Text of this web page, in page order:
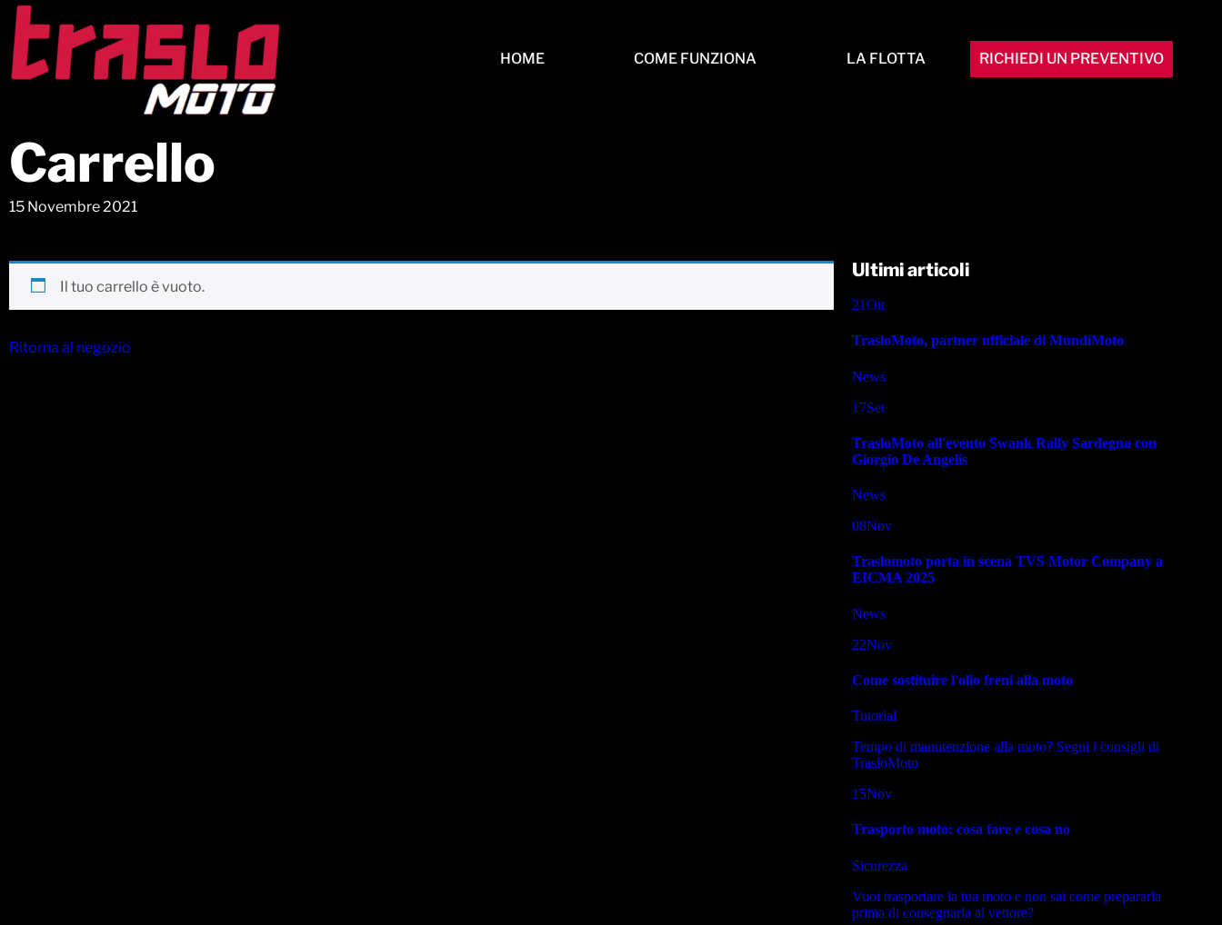
HOME COME FUNZIONA LA FLOTTA RICHIEDI UN PREVENTIVO
Carrello
15 Novembre 2021
Il tuo carrello è vuoto.
Ritorna al negozio
Ultimi articoli
21Ott
TrasloMoto, partner ufficiale di MundiMoto
News
17Set
TrasloMoto all'evento Swank Rally Sardegna con
Giorgio De Angelis
News
08Nov
Traslomoto porta in scena TVS Motor Company a
EICMA 2025
News
22Nov
Come sostituire l'olio freni alla moto
Tutorial
Tempo di manutenzione alla moto? Segui i consigli di
TrasloMoto
15Nov
Trasporto moto: cosa fare e cosa no
Sicurezza
Vuoi trasportare la tua moto e non sai come prepararla
prima di consegnarla al vettore?